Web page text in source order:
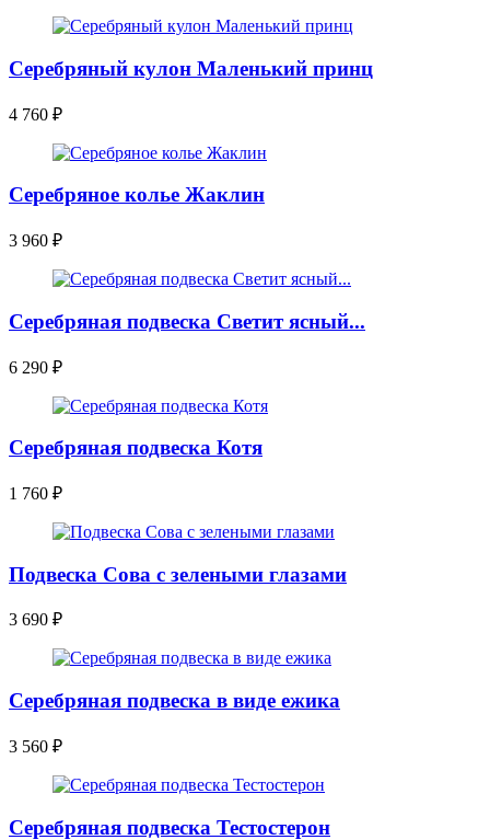
Серебряный кулон Маленький принц
4 760 ₽
Серебряное колье Жаклин
3 960 ₽
Серебряная подвеска Светит ясный...
6 290 ₽
Серебряная подвеска Котя
1 760 ₽
Подвеска Сова с зелеными глазами
3 690 ₽
Серебряная подвеска в виде ежика
3 560 ₽
Серебряная подвеска Тестостерон